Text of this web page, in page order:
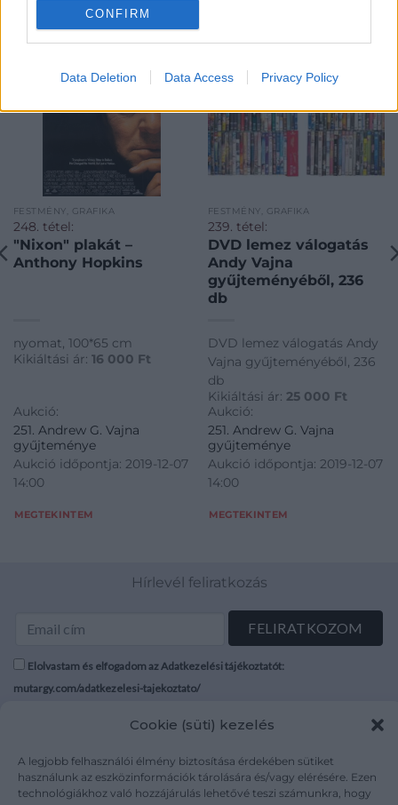
CONFIRM
Data Deletion Data Access Privacy Policy
Cookie (süti) kezelés
A legjobb felhasználói élmény biztosítása érdekében sütiket
használunk az eszközinformációk tárolására és/vagy elérésére. Ezen
technológiákhoz való hozzájárulás lehetővé teszi számunkra, hogy
FESTMÉNY, GRAFIKA
248. tétel:
"Nixon" plakát –
Anthony Hopkins
nyomat, 100*65 cm
Kikiáltási ár: 16 000 Ft
Aukció:
251. Andrew G. Vajna
gyűjteménye
Aukció időpontja: 2019-12-07
14:00
MEGTEKINTEM
FESTMÉNY, GRAFIKA
239. tétel:
DVD lemez válogatás
Andy Vajna
gyűjteményéből, 236
db
DVD lemez válogatás Andy
Vajna gyűjteményéből, 236
db
Kikiáltási ár: 25 000 Ft
Aukció:
251. Andrew G. Vajna
gyűjteménye
Aukció időpontja: 2019-12-07
14:00
MEGTEKINTEM
Hírlevél feliratkozás
Elolvastam és elfogadom az Adatkezelési tájékoztatót:
mutargy.com/adatkezelesi-tajekoztato/
Médiaajánlat
Karrier
Kapcsolat
Áraink
ÁSZF
Adatvédelem
Impresszum